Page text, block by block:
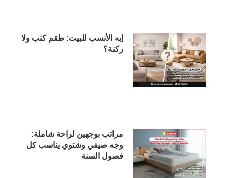
إيه الأنسب للبيت: طقم كنب ولا
ركنة؟
مراتب بوجهين لراحة شاملة:
وجه صيفي وشتوي يناسب كل
فصول السنة